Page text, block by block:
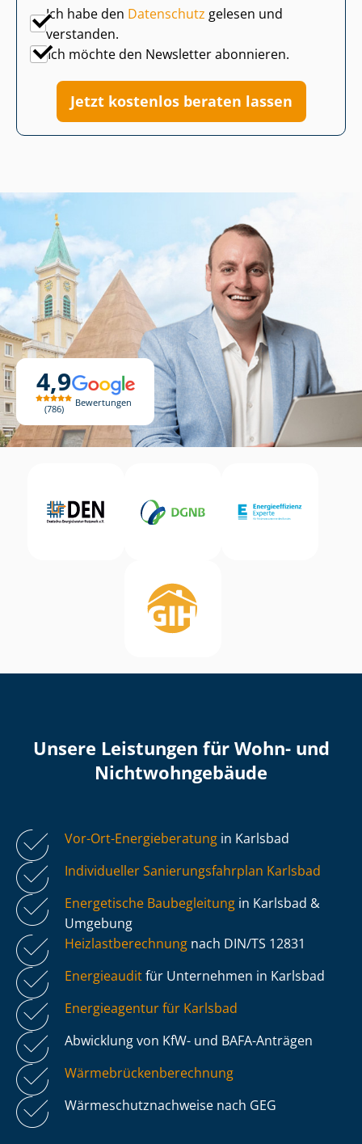
4,9
786
Bewertungen
Ich habe den Datenschutz gelesen und
verstanden.
Ich möchte den Newsletter abonnieren.
Jetzt kostenlos beraten lassen
Unsere Leistungen für Wohn- und
Nicht­wohn­ge­bäu­de
Vor-Ort-Energieberatung in Karlsbad
Individueller Sa­nie­rungs­fahr­plan Karlsbad
Energetische Baubegleitung in Karlsbad &
Umgebung
Heiz­last­be­rech­nung nach DIN/TS 12831
Energieauditfür Unternehmen in Karlsbad
Energieagentur für Karlsbad
Abwicklung von KfW- und BAFA-Anträgen
Wär­me­brü­cken­be­rech­nung
Wär­me­schutz­nach­wei­se nach GEG